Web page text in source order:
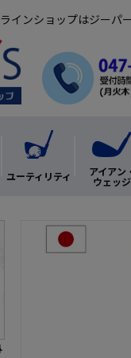
インショップはジーパ
ユーティリティ アイアン
ウェッジ